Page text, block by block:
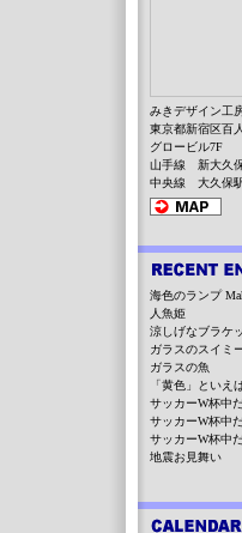
みきデザイン工
東京都新宿区百
グロービル7F
山手線 新大久
中央線 大久保
海色のランプ
人魚姫
涼しげなブラケ
ガラスのスイミ
ガラスの魚
「黄色」といえ
サッカーW杯中
サッカーW杯中
サッカーW杯中
地震お見舞い